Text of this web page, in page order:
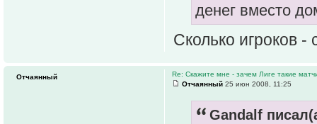
денег вместо
Сколько игроков
Re: Скажите мне - зачем Лиге такие
Отчаянный 25 июн 2008, 11:25
Gandalf
Отчаянный